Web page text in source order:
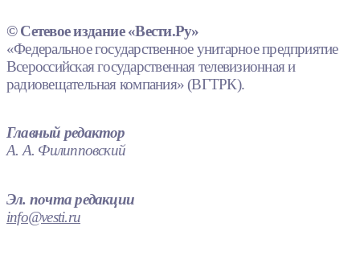
© Сетевое издание «Вести.Ру»
«Федеральное государственное унитарное предприятие
Всероссийская государственная телевизионная и
радиовещательная компания» (ВГТРК).
Главный редактор
А. А. Филипповский
Эл. почта редакции
info@vesti.ru